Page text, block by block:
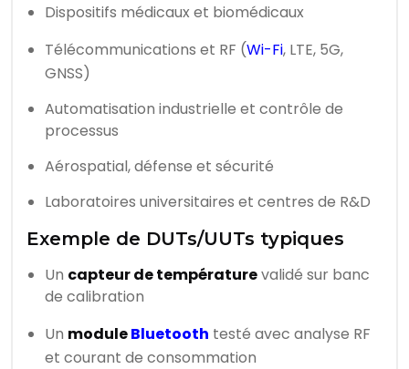
Dispositifs médicaux et biomédicaux
Télécommunications et RF (Wi-Fi, LTE, 5G,
GNSS)
Automatisation industrielle et contrôle de
processus
Aérospatial, défense et sécurité
Laboratoires universitaires et centres de R&D
Exemple de DUTs/UUTs typiques
Un capteur de températurevalidé sur banc
de calibration
Un moduleBluetooth testé avec analyse RF
et courant de consommation